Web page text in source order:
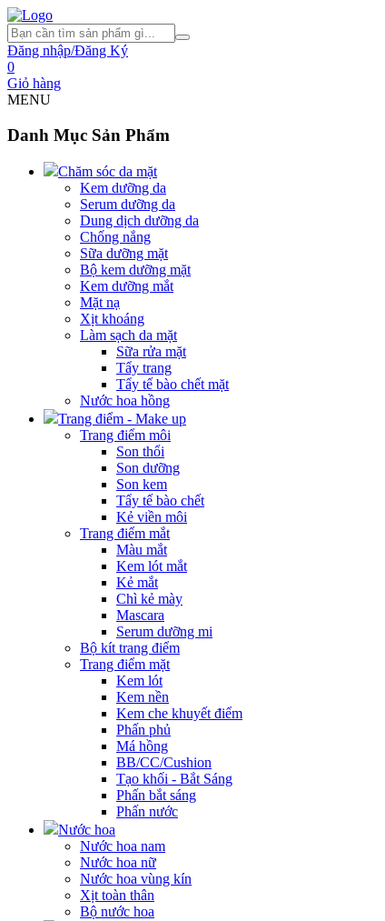
Đăng nhập/Đăng Ký
0
Giỏ hàng
MENU
Danh Mục Sản Phẩm
Chăm sóc da mặt
Kem dưỡng da
Serum dưỡng da
Dung dịch dưỡng da
Chống nắng
Sữa dưỡng mặt
Bộ kem dưỡng mặt
Kem dưỡng mắt
Mặt nạ
Xịt khoáng
Làm sạch da mặt
Sữa rửa mặt
Tẩy trang
Tẩy tế bào chết mặt
Nước hoa hồng
Trang điểm - Make up
Trang điểm môi
Son thổi
Son dưỡng
Son kem
Tẩy tế bào chết
Kẻ viền môi
Trang điểm mắt
Màu mắt
Kem lót mắt
Kẻ mắt
Chì kẻ mày
Mascara
Serum dưỡng mi
Bộ kít trang điểm
Trang điểm mặt
Kem lót
Kem nền
Kem che khuyết điểm
Phấn phủ
Má hồng
BB/CC/Cushion
Tạo khối - Bắt Sáng
Phấn bắt sáng
Phấn nước
Nước hoa
Nước hoa nam
Nước hoa nữ
Nước hoa vùng kín
Xịt toàn thân
Bộ nước hoa